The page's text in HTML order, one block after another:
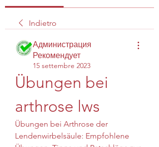
Indietro
Администрация
Рекомендует
15 settembre 2023
Übungen bei
arthrose lws
Übungen bei Arthrose der
Lendenwirbelsäule: Empfohlene